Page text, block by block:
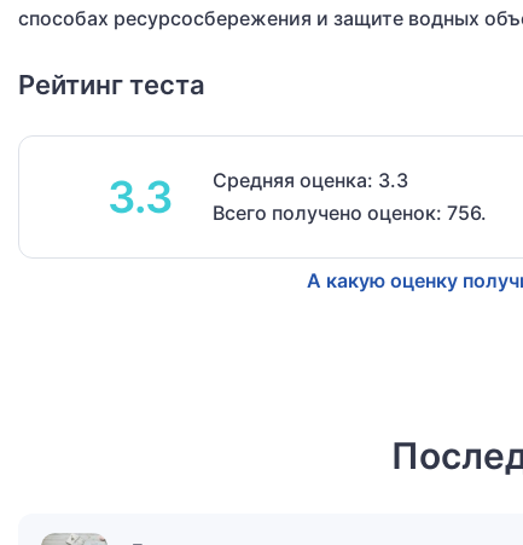
способах ресурсосбережения и защите водных
Рейтинг теста
3.3
Средняя оценка: 3.3
Всего получено оценок: 756.
А какую оценку